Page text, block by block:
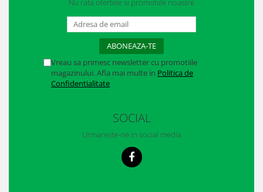
Protectie auditivaNu rata ofertele si promotiile noastre
Vreau sa primesc newsletter cu promotiile
magazinului. Afla mai multe in Politica de
Confidentialitate
SOCIAL
Urmareste-ne in social media